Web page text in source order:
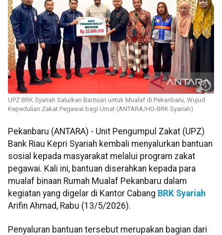
UPZ BRK Syariah Salurkan Bantuan untuk Mualaf di Pekanbaru, Wujud
Kepedulian Zakat Pegawai bagi Umat (ANTARA/HO-BRK Syariah)
Pekanbaru (ANTARA) - Unit Pengumpul Zakat (UPZ)
Bank Riau Kepri Syariah kembali menyalurkan bantuan
sosial kepada masyarakat melalui program zakat
pegawai. Kali ini, bantuan diserahkan kepada para
mualaf binaan Rumah Mualaf Pekanbaru dalam
kegiatan yang digelar di Kantor Cabang BRK Syariah
Arifin Ahmad, Rabu (13/5/2026).
Penyaluran bantuan tersebut merupakan bagian dari